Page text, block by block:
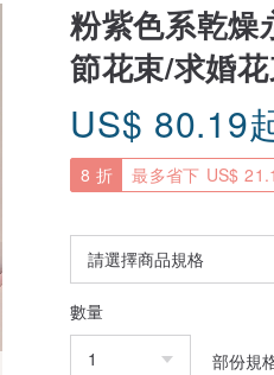
粉紫色系乾燥
節花束/求婚
US$ 80.19
8 折 最多省下 US$
數量
部份規